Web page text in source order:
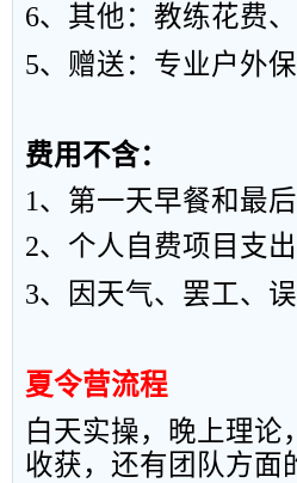
6、 其他： 教练花费
5、 赠送： 专业户外
费用不含：
1、第一天早餐和最后
2、个人自费项目支出
3、 因 天气、 罢工、
夏令营流程
白天实操， 晚上理论，
收获，还有 团队方面